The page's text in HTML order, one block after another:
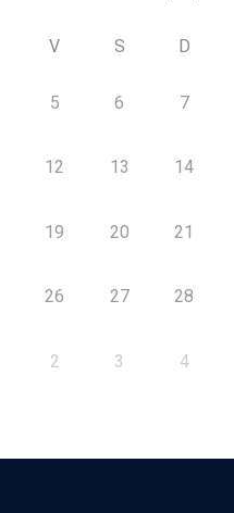
V S D
5 6 7
12 13 14
19 20 21
26 27 28
2 3 4